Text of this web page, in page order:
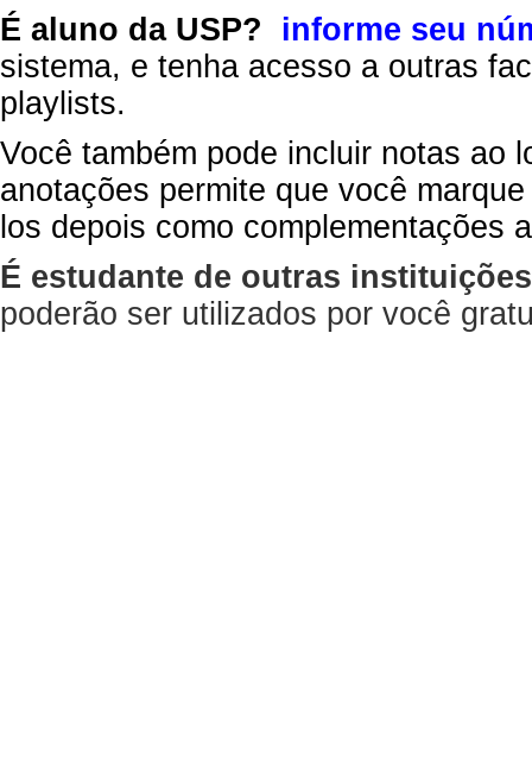
É aluno da USP?
informe seu
sistema, e tenha acesso a outras
playlists.
Você também pode incluir notas ao
anotações permite que você
los depois como complementações
É estudante de outras
poderão ser utilizados por você